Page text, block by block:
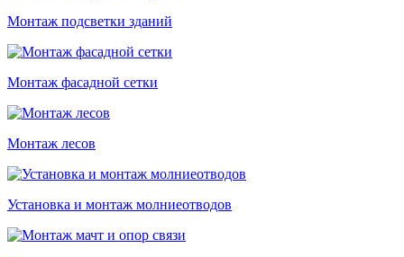
Монтаж подсветки зданий
Монтаж фасадной сетки
Монтаж лесов
Установка и монтаж молниеотводов